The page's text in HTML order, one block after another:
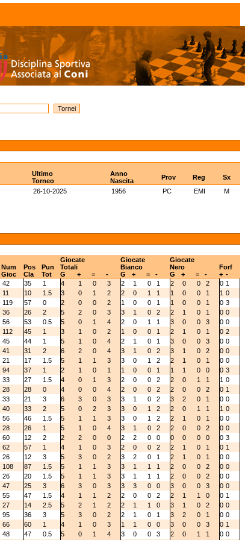
Ultimo
Torneo
Anno
Nascita
Prov Reg
Sx
26-10-2025 1956 PC EMI
M
Num Pos Pun
Giocate
Totali
Giocate
Bianco
Giocate
Nero
Forf
Gioc Cla Tot G + = - G + = - G + = - + -
42 35 1 4 1 0 3 2 1 0 1 2 0 0 2 0 1
11 10 1.5 3 0 1 2 2 0 1 1 1 0 0 1 1 0
119 57 0 2 0 0 2 1 0 0 1 1 0 0 1 0 3
36 26 2 5 2 0 3 3 1 0 2 2 1 0 1 0 0
56 53 0.5 5 0 1 4 2 0 1 1 3 0 0 3 0 0
112 45 1 3 1 0 2 1 0 0 1 2 1 0 1 0 2
45 44 1 5 1 0 4 2 1 0 1 3 0 0 3 0 0
41 31 2 6 2 0 4 3 1 0 2 3 1 0 2 0 0
21 17 1.5 5 1 1 3 3 0 1 2 2 1 0 1 0 0
94 37 1 2 1 0 1 1 0 0 1 1 1 0 0 0 3
33 27 1.5 4 0 1 3 2 0 0 2 2 0 1 1 1 0
28 28 0 4 0 0 4 2 0 0 2 2 0 0 2 0 1
33 21 3 6 3 0 3 3 1 0 2 3 2 0 1 0 0
40 33 2 5 0 2 3 3 0 1 2 2 0 1 1 1 0
56 46 1.5 5 1 1 3 3 0 1 2 2 1 0 1 0 0
28 26 1 5 1 0 4 3 1 0 2 2 0 0 2 0 0
60 12 2 2 2 0 0 2 2 0 0 0 0 0 0 0 3
62 57 1 4 1 0 3 2 0 0 2 2 1 0 1 0 1
26 12 3 5 3 0 2 3 2 0 1 2 1 0 1 0 0
108 87 1.5 5 1 1 3 3 1 1 1 2 0 0 2 0 0
26 20 1.5 5 1 1 3 3 1 1 1 2 0 0 2 0 0
47 25 3 6 3 0 3 3 3 0 0 3 0 0 3 0 0
55 47 1.5 4 1 1 2 2 0 0 2 2 1 1 0 0 1
27 14 2.5 5 2 1 2 2 1 1 0 3 1 0 2 0 0
95 36 3 5 3 0 2 2 1 0 1 3 2 0 1 0 0
66 60 1 4 1 0 3 1 1 0 0 3 0 0 3 0 1
48 47 0.5 5 0 1 4 3 0 0 3 2 0 1 1 0 0